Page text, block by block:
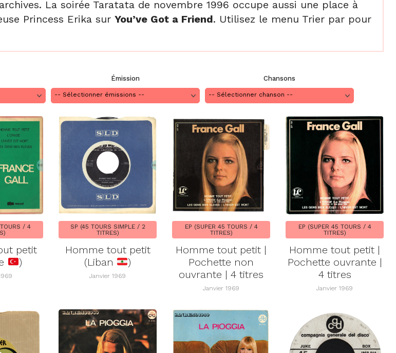
La soirée Taratata de novembre 1996 occupe aussi une place à
Princess Erika sur You’ve Got a Friend. Utilisez le menu Trier par pour
Émission Chansons
/ 4
petit
)
SP (45 TOURS SIMPLE / 2
TITRES)
Homme tout petit
(Liban
)
Janvier 1969
EP (SUPER 45 TOURS / 4
TITRES)
Homme tout petit |
Pochette non
ouvrante | 4 titres
Janvier 1969
EP (SUPER 45 TOURS / 4
TITRES)
Homme tout petit |
Pochette ouvrante |
4 titres
Janvier 1969